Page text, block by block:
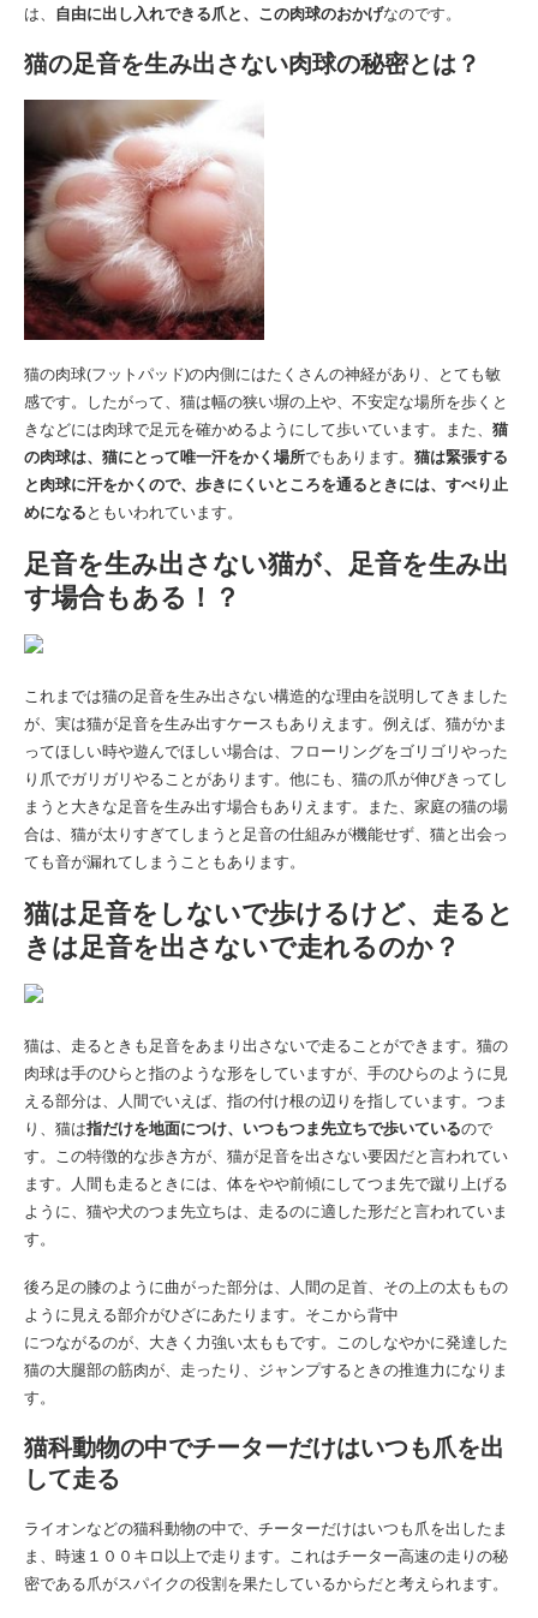
は、 自由に出し入れできる爪と、この肉球のおかげなのです。
猫の足音を生み出さない肉球の秘密とは？
猫の肉球(フットパッド)の内側にはたくさんの神経があり、とても敏
感です。したがって、猫は幅の狭い塀の上や、不安定な場所を歩くと
きなどには肉球で足元を確かめるようにして歩いています。また、 猫
の肉球は、猫にとって唯一汗をかく場所でもあります。 猫は緊張する
と肉球に汗をかくので、歩きにくいところを通るときには、すべり止
めになるともいわれています。
足音を生み出さない猫が、足音を生み出
す場合もある！？
これまでは猫の足音を生み出さない構造的な理由を説明してきました
が、実は猫が足音を生み出すケースもありえます。例えば、猫がかま
ってほしい時や遊んでほしい場合は、フローリングをゴリゴリやった
り爪でガリガリやることがあります。他にも、猫の爪が伸びきってし
まうと大きな足音を生み出す場合もありえます。また、家庭の猫の場
合は、猫が太りすぎてしまうと足音の仕組みが機能せず、猫と出会っ
ても音が漏れてしまうこともあります。
猫は足音をしないで歩けるけど、走ると
きは足音を出さないで走れるのか？
猫は、走るときも足音をあまり出さないで走ることができます。猫の
肉球は手のひらと指のような形をしていますが、手のひらのように見
える部分は、人間でいえば、指の付け根の辺りを指しています。つま
り、猫は指だけを地面につけ、いつもつま先立ちで歩いているので
す。この特徴的な歩き方が、猫が足音を出さない要因だと言われてい
ます。人間も走るときには、体をやや前傾にしてつま先で蹴り上げる
ように、猫や犬のつま先立ちは、走るのに適した形だと言われていま
す。
後ろ足の膝のように曲がった部分は、人間の足首、その上の太ももの
ように見える部介がひざにあたります。そこから背中
につながるのが、大きく力強い太ももです。このしなやかに発達した
猫の大腿部の筋肉が、走ったり、ジャンプするときの推進力になりま
す。
猫科動物の中でチーターだけはいつも爪を出
して走る
ライオンなどの猫科動物の中で、チーターだけはいつも爪を出したま
ま、時速１００キロ以上で走ります。これはチーター高速の走りの秘
密である爪がスパイクの役割を果たしているからだと考えられます。